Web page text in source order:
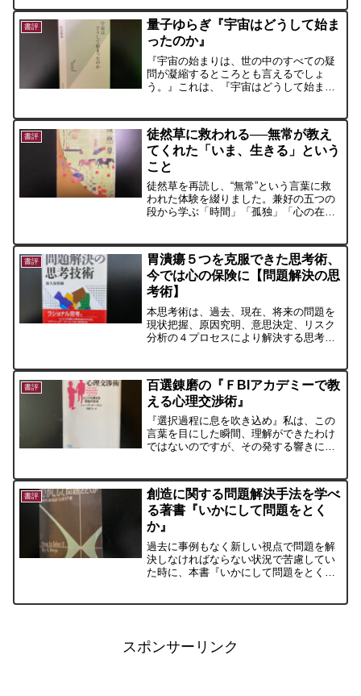
かりたいことを分けて考えてみると問題
解決の糸口が見えてくる。
書評
量子ゆらぎ『宇宙はどうして始ま
ったのか』
『宇宙の始まりは、世の中のすべての疑
問が凝縮するところとも言えるでしょ
う。』これは、『宇宙はどうして始まっ
いう言葉を知ったのは、いつの頃だった
ろうか。その後、それが起きる前が気に
なり、「インフレーション理論」を知る
ことに。
書評
徒然草に救われる──無常が教え
てくれた「いま、生きる」という
こと
徒然草を再読し、“無常”という言葉に救
われた体験を綴りました。兼好の五つの
段から学ぶ「時間」「孤独」「心の在り
深いメッセージをお届けします。
書評
胃潰瘍５つを克服できた思考術、
今では心の保険に【問題解決の思
考術】
本思考術は、過去、現在、将来の問題を
現状把握、原因究明、意思決定、リスク
分析の４プロセスにより解決する思考技
険」となる。４つのプロセスは繰り返し
実践することで身に付きます。
書評
百選錬磨の『ＦBIアカデミーで教
える心理交渉術』
『選択過程に息を吹き込め』私は、この
言葉を目にした瞬間、理解ができたわけ
ではないのですが、その発する響きに惹
つ、生き方に厚みを与えてくれる言葉に
出会うことができました。
書評
創造に関する問題解決手法を学べ
る著書『いかにして問題をとく
か』
過去に事例もなく新しい視点で問題を解
決しなければならない状況で苦慮してい
た時に、本書『いかにして問題をとく
スポンサーリンク